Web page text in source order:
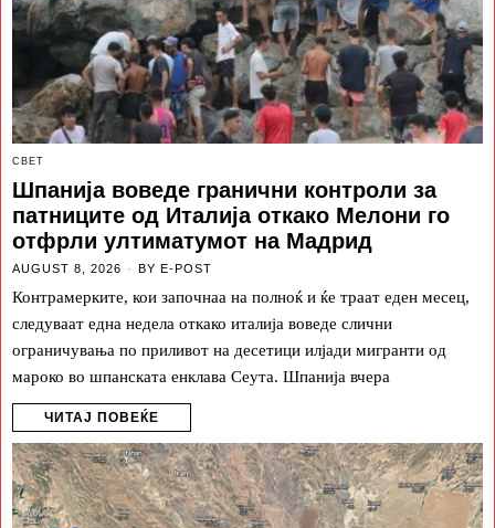
СВЕТ
Шпанија воведе гранични контроли за
патниците од Италија откако Мелони го
отфрли ултиматумот на Мадрид
AUGUST 8, 2026 BY E-POST
Контрамерките, кои започнаа на полноќ и ќе траат еден месец,
следуваат една недела откако италија воведе слични
ограничувања по приливот на десетици илјади мигранти од
мароко во шпанската енклава Сеута. Шпанија вчера
ЧИТАЈ ПОВЕЌЕ